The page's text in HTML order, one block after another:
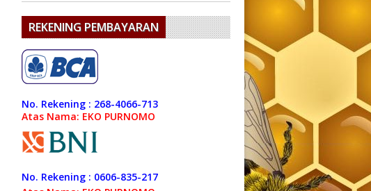
REKENING PEMBAYARAN
No. Rekening : 268-4066-713
Atas Nama: EKO PURNOMO
No. Rekening : 0606-835-217